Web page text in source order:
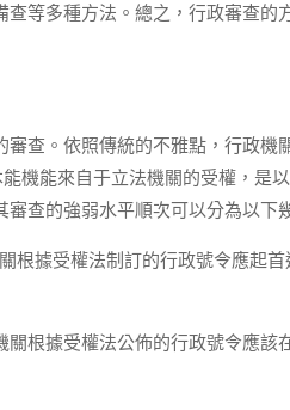
等多種方法。總之，行政審查的
查。依照傳統的不雅點，行政機
機能來自于立法機關的受權，是
查的強弱水平順次可以分為以下
根據受權法制訂的行政號令應起
根據受權法公佈的行政號令應該